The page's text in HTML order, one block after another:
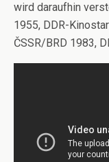
wird daraufhin
1955, DDR-
ČSSR/BRD 1983,